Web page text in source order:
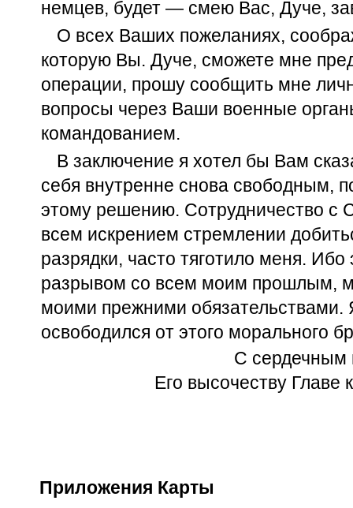
немцев, будет — смею Вас, Дуче,
О всех Ваших пожеланиях,
которую Вы. Дуче, сможете мне
операции, прошу сообщить мне
вопросы через Ваши военные
командованием.
В заключение я хотел бы Вам
себя внутренне снова свободным,
этому решению. Сотрудничество с
всем искрением стремлении
разрядки, часто тяготило меня. Ибо
разрывом со всем моим прошлым,
моими прежними обязательствами.
освободился от этого морального
С сердечным
Его высочеству Главе
Приложения Карты